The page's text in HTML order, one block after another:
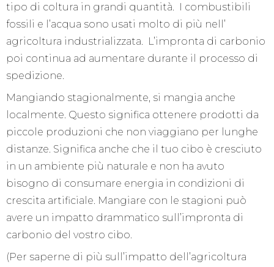
tipo di coltura in grandi quantità. I combustibili
fossili e l’acqua sono usati molto di più nell’
agricoltura industrializzata. L’impronta di carbonio
poi continua ad aumentare durante il processo di
spedizione.
Mangiando stagionalmente, si mangia anche
localmente. Questo significa ottenere prodotti da
piccole produzioni che non viaggiano per lunghe
distanze. Significa anche che il tuo cibo è cresciuto
in un ambiente più naturale e non ha avuto
bisogno di consumare energia in condizioni di
crescita artificiale. Mangiare con le stagioni può
avere un impatto drammatico sull’impronta di
carbonio del vostro cibo.
(Per saperne di più sull’impatto dell’agricoltura